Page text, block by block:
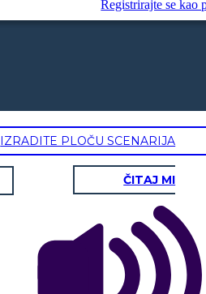
Registrirajte se kao
IZRADITE PLOČU SCENARIJA
ČITAJ MI